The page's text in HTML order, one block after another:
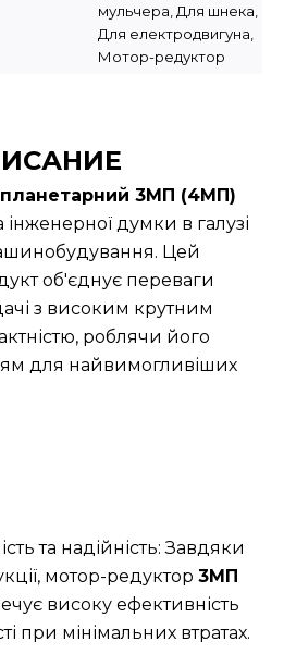
мульчера, Для шнека,
Для електродвигуна,
Мотор-редуктор
3МП (4МП)
думки в галузі
Цей
об'єднує переваги
з високим крутним
роблячи його
для найвимогливіших
та надійність: Завдяки
мотор-редуктор 3МП
високу ефективність
при мінімальних втратах.